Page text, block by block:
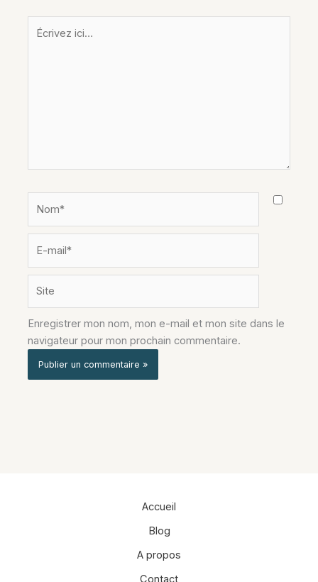
Écrivez
ici…
mail*
Enregistrer mon nom, mon e-mail et mon site dans le
navigateur pour mon prochain commentaire.
Accueil
Blog
A propos
Contact